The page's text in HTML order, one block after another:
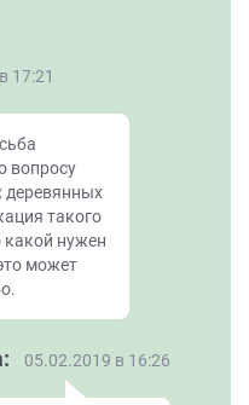
17:21
вопросу
деревянных
такого
какой нужен
может
05.02.2019 в 16:26